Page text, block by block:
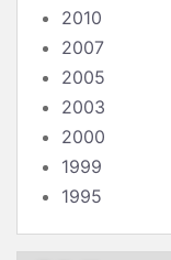
2010
2007
2005
2003
2000
1999
1995